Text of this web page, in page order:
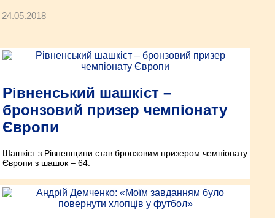
24.05.2018
Рівненський шашкіст –
бронзовий призер чемпіонату
Європи
Шашкіст з Рівненщини став бронзовим призером чемпіонату
Європи з шашок – 64.